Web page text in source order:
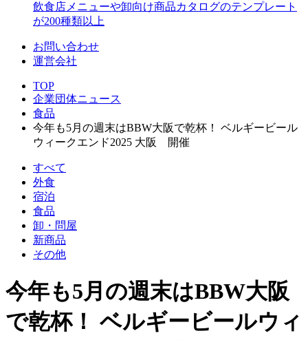
飲食店メニューや卸向け商品カタログのテンプレート
が200種類以上
お問い合わせ
運営会社
TOP
企業団体ニュース
食品
今年も5月の週末はBBW大阪で乾杯！ ベルギービール
ウィークエンド2025 大阪 開催
すべて
外食
宿泊
食品
卸・問屋
新商品
その他
今年も5月の週末はBBW大阪
で乾杯！ ベルギービールウィ